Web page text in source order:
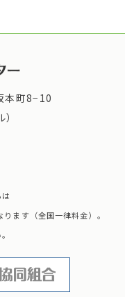
本町8−10
ます（全国一律料金）。